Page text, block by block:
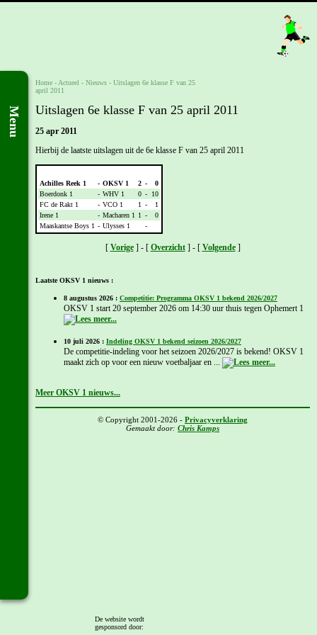
Menu
Home - Actueel - Nieuws - Uitslagen 6e klasse F van 25
april 2011
Uitslagen 6e klasse F van 25 april 2011
25 apr 2011
Hierbij de laatste uitslagen uit de 6e klasse F van 25 april 2011
Achilles Reek 1
- OKSV 1 2 -
0
Boerdonk 1
- WHV 1 0 -
10
FC de Rakt 1
- VCO 1 1 -
1
Irene 1
- Macharen 1 1 -
0
Maaskantse Boys 1 - Ulysses 1 -
[ Vorige] - [ Overzicht] - [ Volgende]
Laatste OKSV 1 nieuws :
8 augustus 2026 : Competitie: Programma OKSV 1 bekend 2026/2027
OKSV 1 start 20 september 2026 om 14:30 uur thuis tegen Ophemert 1
10 juli 2026 : Indeling OKSV 1 bekend seizoen 2026/2027
De competitie-indeling voor het seizoen 2026/2027 is bekend! OKSV 1
maakt zich op voor een nieuw voetbaljaar en ...
Meer OKSV 1 nieuws...
© Copyright 2001-2026 - Privacyverklaring
Gemaakt door: Chris Kamps
De website wordt
gesponsord door: